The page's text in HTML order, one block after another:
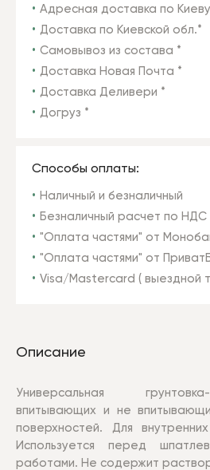
Адресная доставка по
Доставка по Киевской обл.*
Самовывоз из состава *
Доставка Новая Почта *
Доставка Деливери *
Догруз *
Способы оплаты:
Наличный и безналичный
Безналичный расчет по НДС
"Оплата частями" от
"Оплата частями" от
Visa/Mastercard ( выездной
Описание
Универсальная
впитывающих и не
поверхностей. Для
Используется перед
работами. Не содержит